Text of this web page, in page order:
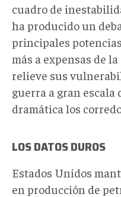
cuadro de
ha producido un
principales
más a expensas de
relieve sus
guerra a gran escala
dramática los
LOS DATOS DUROS
Estados Unidos
en producción de